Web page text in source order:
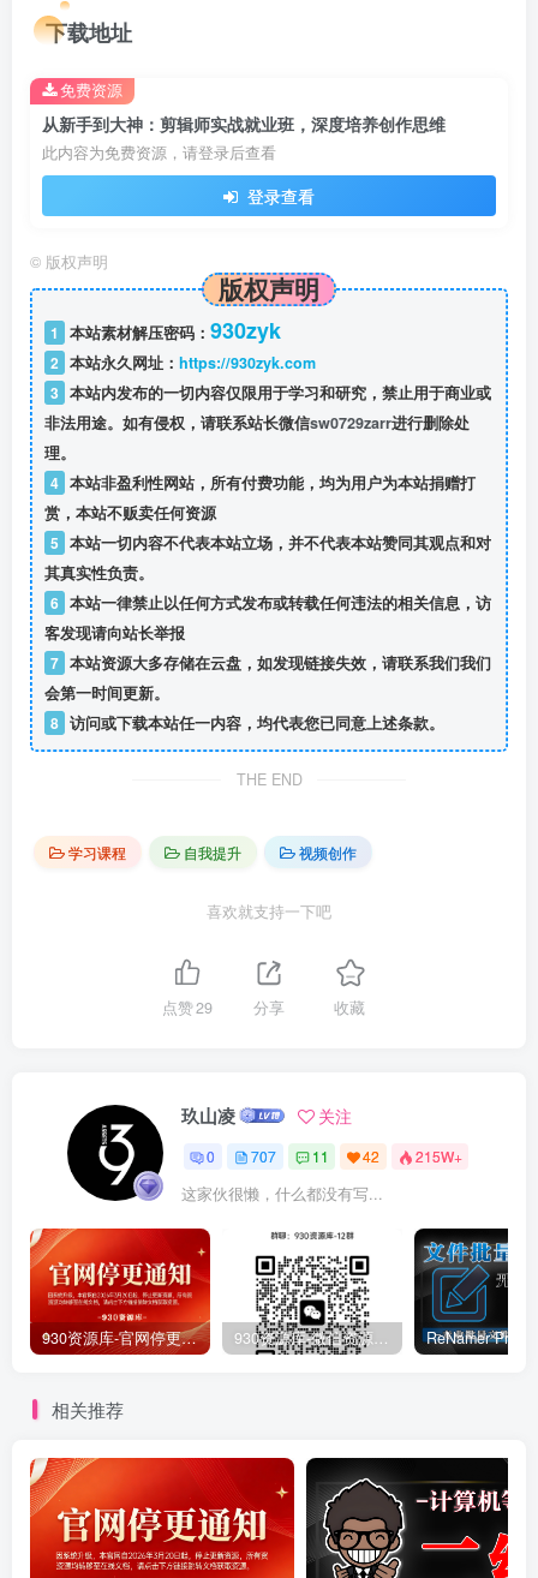
下载地址
从新手到大神：剪辑师实战就业班，深度培养创作思维
此内容为免费资源，请登录后查看
登录查看
免费资源
© 版权声明
版权声明
1 本站素材解压密码： 930zyk
2 本站永久网址： https://930zyk.com
3 本站内发布的一切内容仅限用于学习和研究，禁止用于商业或
非法用途。如有侵权，请联系站长微信sw0729zarr进行删除处
理。
4 本站非盈利性网站，所有付费功能，均为用户为本站捐赠打
赏，本站不贩卖任何资源
5 本站一切内容不代表本站立场，并不代表本站赞同其观点和对
其真实性负责。
6 本站一律禁止以任何方式发布或转载任何违法的相关信息，访
客发现请向站长举报
7 本站资源大多存储在云盘，如发现链接失效，请联系我们我们
会第一时间更新。
8 访问或下载本站任一内容，均代表您已同意上述条款。
THE END
学习课程 自我提升 视频创作
喜欢就支持一下吧
点赞29 分享 收藏
玖山凌 关注
0 707 11 42 215W+
这家伙很懒，什么都没有写...
930资源库-官网停更通知-【换在线文档更新-每日更新】 930资源库-微信资源12群【限时免费】开放入群中！！！
相关推荐